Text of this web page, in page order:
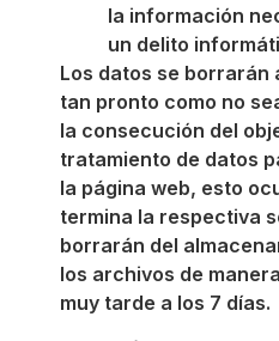
la información
un delito
Los datos se borrarán
tan pronto como no
la consecución del
tratamiento de datos
la página web, esto
termina la respectiva
borrarán del
los archivos de
muy tarde a los 7 días.